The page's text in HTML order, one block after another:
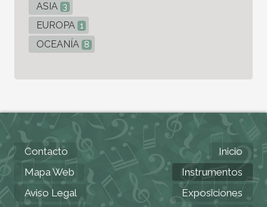
ASIA 3
EUROPA 1
OCEANÍA 8
Contacto
Mapa Web
Aviso Legal
Inicio
Instrumentos
Exposiciones